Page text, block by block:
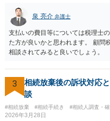
泉 亮介 弁護士
支払いの費目等については税理士
た方が良いかと思われます。 顧問
相談されてみると良いでしょう。
3
相続放棄後の訴状対応
談
#相続放棄 #相続手続き #相続人調査・
2026年3月28日